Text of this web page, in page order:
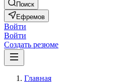
Поиск
Ефремов
Войти
Войти
Создать резюме
Главная